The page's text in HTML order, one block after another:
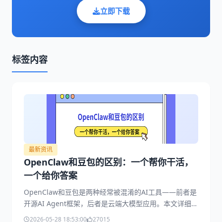
标签内容
最新资讯
OpenClaw和豆包的区别：一个帮你干活，
一个给你答案
OpenClaw和豆包是两种经常被混淆的AI工具——前者是
开源AI Agent框架，后者是云端大模型应用。本文详细拆
解两者的本质差异，并介绍OpenClaw部署助手如何降低
2026-05-28 18:53:00 27015
立即下载